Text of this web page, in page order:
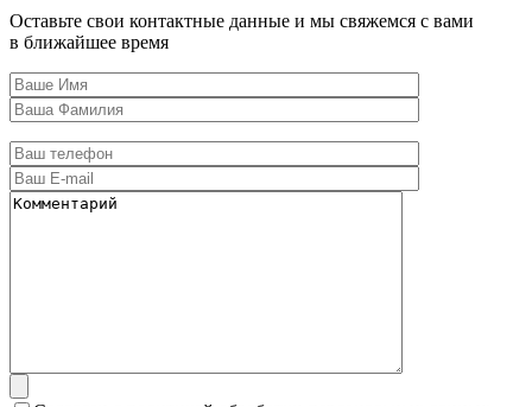
Оставьте свои контактные данные и мы свяжемся с вами
в ближайшее время